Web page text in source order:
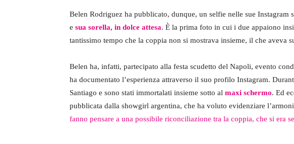
Belen Rodriguez ha pubblicato, dunque, un selfie nelle sue Instagram
e sua sorella, in dolce attesa. È la prima foto in cui i due appaiono
tantissimo tempo che la coppia non si mostrava insieme, il che aveva
Belen ha, infatti, partecipato alla festa scudetto del Napoli, evento
ha documentato l’esperienza attraverso il suo profilo Instagram.
Santiago e sono stati immortalati insieme sotto al maxi schermo. Ed
pubblicata dalla showgirl argentina, che ha voluto evidenziare
fanno pensare a una possibile riconciliazione tra la coppia, che si era